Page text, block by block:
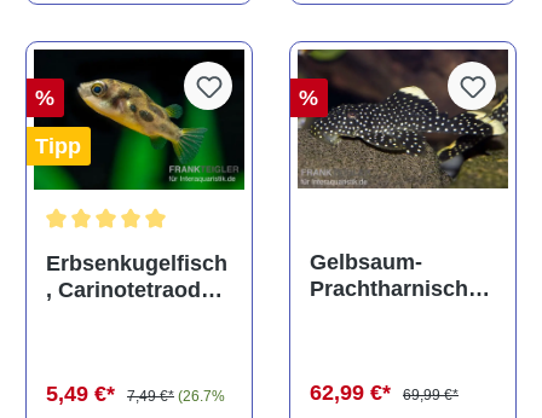
%
Tipp
Durchschnittliche Bewertung von 5 von 5 Sternen
Erbsenkugelfisch
, Carinotetraodon
5,49 €* 7,49 €* (26.7%
%
Gelbsaum-
Prachtharnischw
62,99 €*
69,99 €*